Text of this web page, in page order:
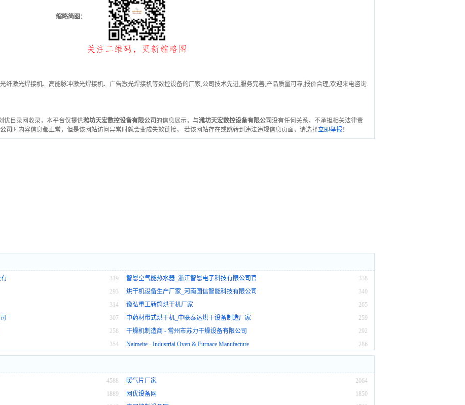
缩略简图：
纤激光焊接机、高能脉冲激光焊接机、广告激光焊接机等数控设备的厂家,公司技术先进,服务完善,产品质量可靠,报价合理,欢迎来电咨询.
优目录网收录，本平台仅提供潍坊天宏数控设备有限公司 的信息展示，与潍坊天宏数控设备有限公司没有任何关系，不承担相关法律责
司 时内容信息都正常，但是该网站访问异常时就会变成失效链接， 若该网站存在或跳转到违法违规信息页面，请选择立即举报 ！
319
限公司 338
智恩空气能热水器_浙江智恩电子科技有限公司官网
293
340
烘干机设备生产厂家_河南国信智能科技有限公司
314
265
豫弘重工转筒烘干机厂家
307
259
中药材带式烘干机_中联泰达烘干设备制造厂家
258
292
干燥机制造商 - 常州市苏力干燥设备有限公司
354
286
Naimeite - Industrial Oven & Furnace Manufacture
4588 2064
暖气片厂家
1889
1850
网优设备网